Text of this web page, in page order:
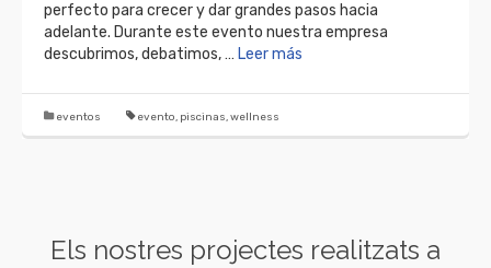
perfecto para crecer y dar grandes pasos hacia
adelante. Durante este evento nuestra empresa
descubrimos, debatimos, … Leer más
eventos evento, piscinas,wellness
Els nostres projectes realitzats a